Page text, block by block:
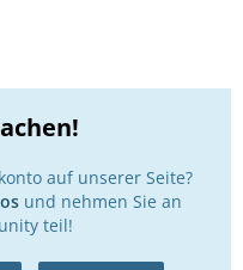
auf unserer Seite?
und nehmen Sie an
teil!